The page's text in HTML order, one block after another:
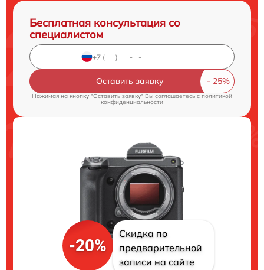
Бесплатная консультация со
специалистом
Оставить заявку
Нажимая на кнопку "Оставить заявку" Вы соглашаетесь c политикой
конфиденциальности
-20%
Скидка по
предварительной
записи на сайте